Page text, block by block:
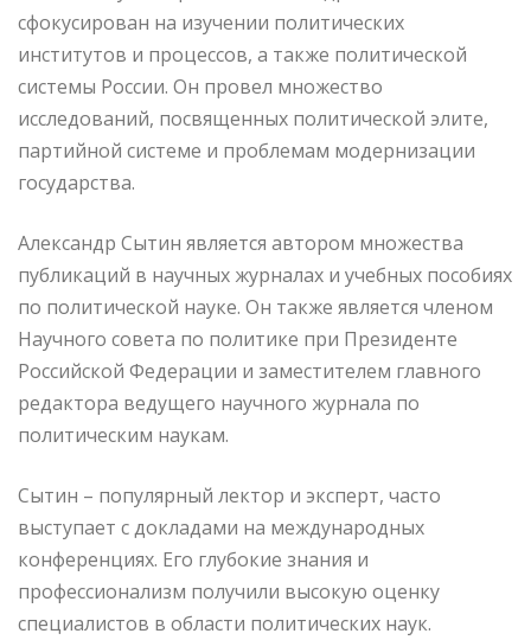
сфокусирован на изучении политических
институтов и процессов, а также политической
системы России. Он провел множество
исследований, посвященных политической элите,
партийной системе и проблемам модернизации
государства.
Александр Сытин является автором множества
публикаций в научных журналах и учебных пособиях
по политической науке. Он также является членом
Научного совета по политике при Президенте
Российской Федерации и заместителем главного
редактора ведущего научного журнала по
политическим наукам.
Сытин – популярный лектор и эксперт, часто
выступает с докладами на международных
конференциях. Его глубокие знания и
профессионализм получили высокую оценку
специалистов в области политических наук.